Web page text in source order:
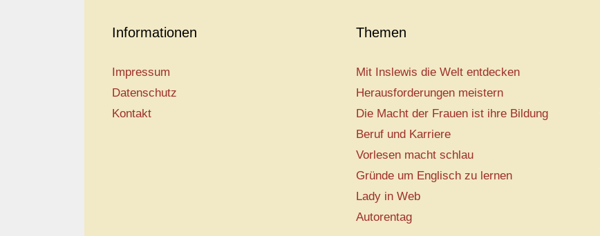
Informationen
Impressum
Datenschutz
Kontakt
Themen
Mit Inslewis die Welt entdecken
Herausforderungen meistern
Die Macht der Frauen ist ihre Bildung
Beruf und Karriere
Vorlesen macht schlau
Gründe um Englisch zu lernen
Lady in Web
Autorentag